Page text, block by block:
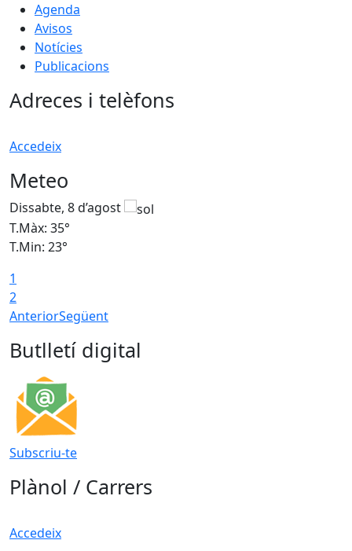
Agenda
Avisos
Notícies
Publicacions
Adreces i telèfons
Accedeix
Meteo
Dissabte, 8 d’agost
T.Màx: 35°
T.Min: 23°
1
2
AnteriorSegüent
Butlletí digital
Subscriu-te
Plànol / Carrers
Accedeix